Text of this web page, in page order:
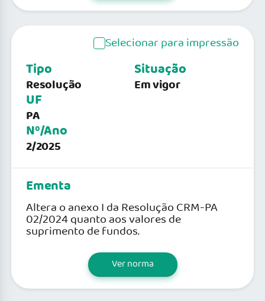
Selecionar para impressão
Tipo
Resolução
UF
PA
Nº/Ano
2/2025
Situação
Em vigor
Ementa
Altera o anexo I da Resolução CRM-PA
02/2024 quanto aos valores de
suprimento de fundos.
Ver norma